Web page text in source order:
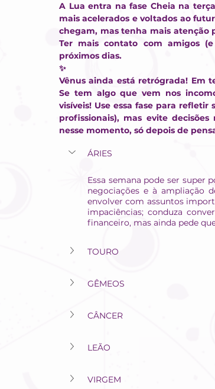
A Lua entra na fase Cheia na
mais acelerados e voltados ao
chegam, mas tenha mais atenção
Ter mais contato com amigos
próximos dias.
✨
Vênus ainda está retrógrada! Em
Se tem algo que vem nos
visíveis! Use essa fase para
profissionais), mas evite
nesse momento, só depois de
ÁRIES
Essa semana pode ser super
negociações e à ampliação
envolver com assuntos
impaciências; conduza
financeiro, mas ainda pede
TOURO
GÊMEOS
CÂNCER
LEÃO
VIRGEM